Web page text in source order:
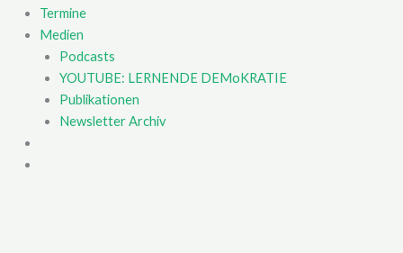
Termine
Medien
Podcasts
YOUTUBE: LERNENDE DEMoKRATIE
Publikationen
Newsletter Archiv